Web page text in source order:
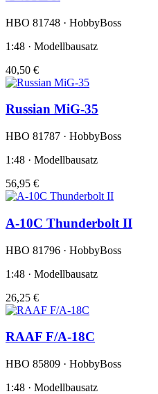
HBO 81748 · HobbyBoss
1:48 · Modellbausatz
40,50 €
Russian MiG-35
HBO 81787 · HobbyBoss
1:48 · Modellbausatz
56,95 €
A-10C Thunderbolt II
HBO 81796 · HobbyBoss
1:48 · Modellbausatz
26,25 €
RAAF F/A-18C
HBO 85809 · HobbyBoss
1:48 · Modellbausatz